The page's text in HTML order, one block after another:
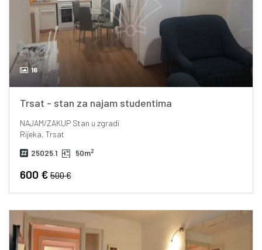
16
Trsat - stan za najam studentima
NAJAM/ZAKUPStan u zgradi
Rijeka, Trsat
25025.1 50m2
600 €500 €